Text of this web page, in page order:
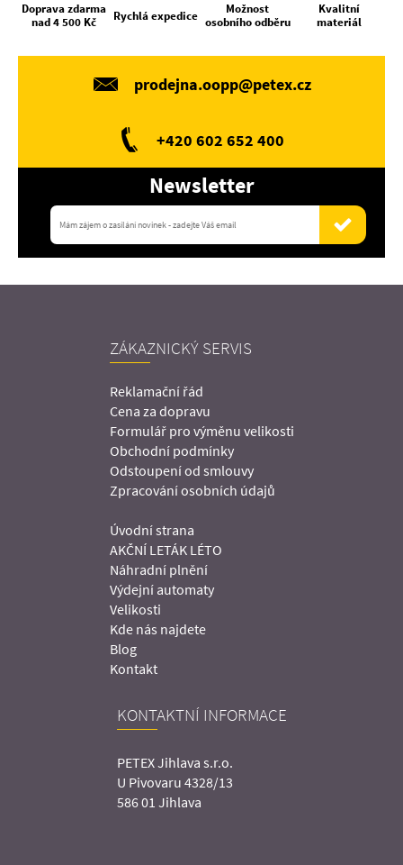
Doprava zdarma
nad 4 500 Kč
Rychlá expedice
Možnost
osobního odběru
Kvalitní
materiál
prodejna.oopp@petex.cz
+420 602 652 400
Newsletter
ZÁKAZNICKÝ SERVIS
Reklamační řád
Cena za dopravu
Formulář pro výměnu velikosti
Obchodní podmínky
Odstoupení od smlouvy
Zpracování osobních údajů
Úvodní strana
AKČNÍ LETÁK LÉTO
Náhradní plnění
Výdejní automaty
Velikosti
Kde nás najdete
Blog
Kontakt
KONTAKTNÍ INFORMACE
PETEX Jihlava s.r.o.
U Pivovaru 4328/13
586 01 Jihlava